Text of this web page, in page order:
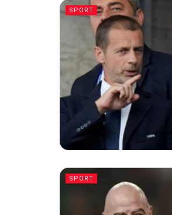
SPORT
SPORT